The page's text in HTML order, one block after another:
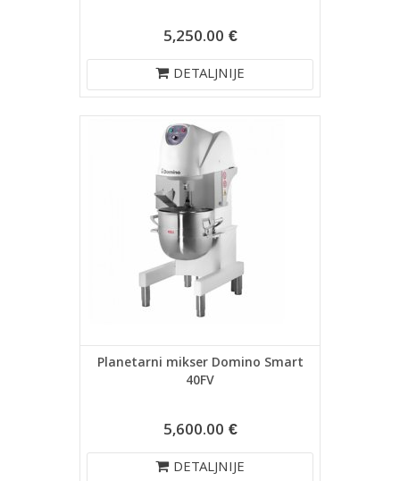
5,250.00 €
DETALJNIJE
Planetarni mikser Domino Smart
40FV
5,600.00 €
DETALJNIJE